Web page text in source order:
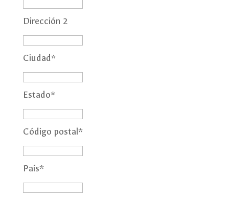
Dirección 2
Ciudad*
Estado*
Código postal *
País*